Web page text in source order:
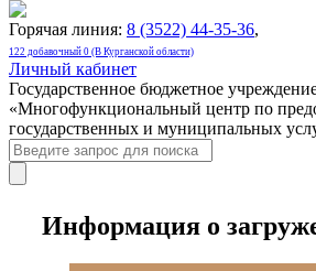
Горячая линия: 8 (3522) 44-35-36,
122 добавочный 0 (В Курганской области)
Личный кабинет
Государственное бюджетное
«Многофункциональный центр по
государственных и муниципальных
Информация о